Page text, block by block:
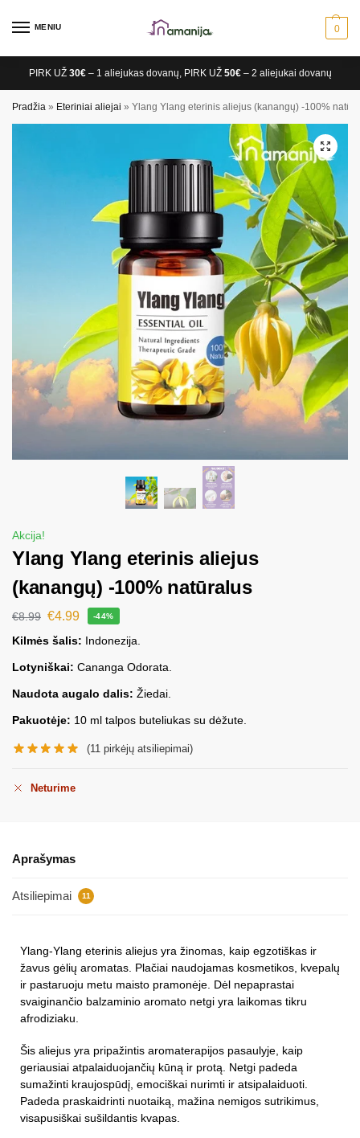
MENIU 0
PIRK UŽ 30€– 1 aliejukas dovanų, PIRK UŽ 50€– 2 aliejukai dovanų
Pradžia » Eteriniai aliejai » Ylang Ylang eterinis aliejus (kanangų) -100%
Akcija!
Ylang Ylang eterinis aliejus
(kanangų) -100% natūralus
€8.99 €4.99 -44%
Kilmės šalis: Indonezija.
Lotyniškai: Cananga Odorata.
Naudota augalo dalis: Žiedai.
Pakuotėje: 10 ml talpos buteliukas su dėžute.
(11 pirkėjų atsiliepimai)
Neturime
Aprašymas
Atsiliepimai 11
Ylang-Ylang eterinis aliejus yra žinomas, kaip egzotiškas ir
žavus gėlių aromatas. Plačiai naudojamas kosmetikos, kvepalų
ir pastaruoju metu maisto pramonėje. Dėl nepaprastai
svaiginančio balzaminio aromato netgi yra laikomas tikru
afrodiziaku.
Šis aliejus yra pripažintis aromaterapijos pasaulyje, kaip
geriausiai atpalaiduojančių kūną ir protą. Netgi padeda
sumažinti kraujospūdį, emociškai nurimti ir atsipalaiduoti.
Padeda praskaidrinti nuotaiką, mažina nemigos sutrikimus,
visapusiškai sušildantis kvapas.